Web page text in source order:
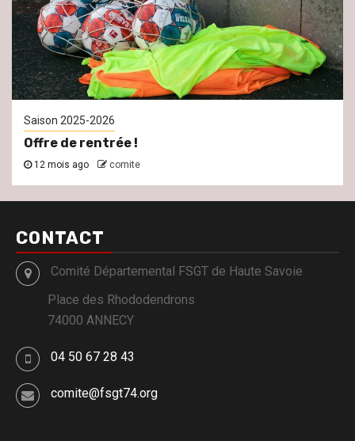
Saison 2025-2026
Offre de rentrée !
12 mois ago comite
CONTACT
Comité Départemental FSGT de Haute Savoie
Place des Rhododendrons
74000 ANNECY
04 50 67 28 43
comite@fsgt74.org